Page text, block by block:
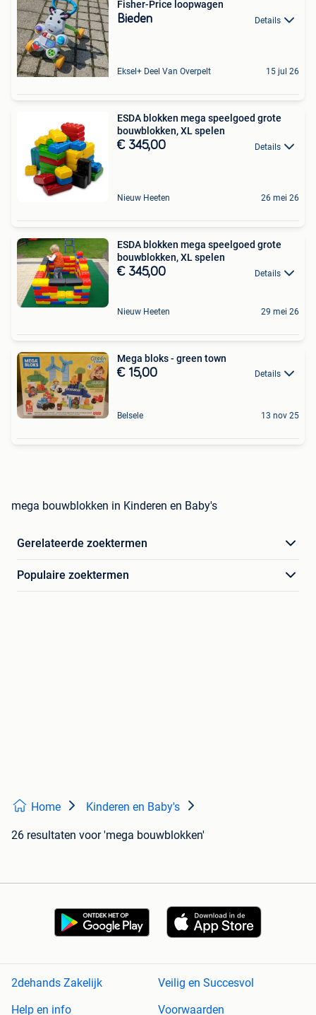
Fisher-Price loopwagen
Bieden Details
Eksel+ Deel Van Overpelt 15 jul 26
ESDA blokken mega speelgoed grote
bouwblokken, XL spelen
€ 345,00 Details
Nieuw Heeten 26 mei 26
ESDA blokken mega speelgoed grote
bouwblokken, XL spelen
€ 345,00 Details
Nieuw Heeten 29 mei 26
Mega bloks - green town
€ 15,00 Details
Belsele 13 nov 25
mega bouwblokken in Kinderen en Baby's
Gerelateerde zoektermen
Populaire zoektermen
Home Kinderen en Baby's
26 resultaten voor 'mega bouwblokken'
2dehands Zakelijk
Veilig en Succesvol
Help en info
Voorwaarden